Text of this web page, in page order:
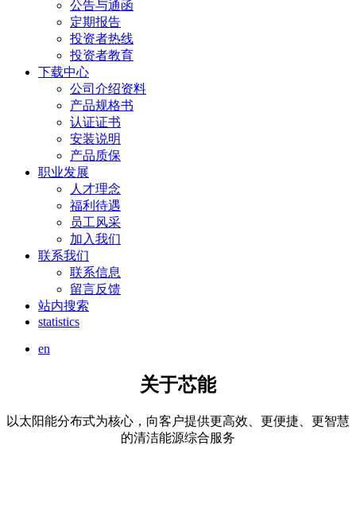
公告与通函
定期报告
投资者热线
投资者教育
下载中心
公司介绍资料
产品规格书
认证证书
安装说明
产品质保
职业发展
人才理念
福利待遇
员工风采
加入我们
联系我们
联系信息
留言反馈
站内搜索
statistics
en
关于芯能
以太阳能分布式为核心，向客户提供更高效、更便捷、更智慧
的清洁能源综合服务